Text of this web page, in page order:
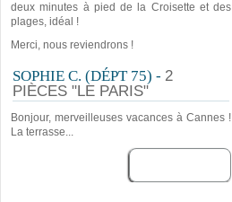
deux minutes à pied de la Croisette et des
plages, idéal !
Merci, nous reviendrons !
SOPHIE C. (DÉPT 75) - 2
PIÈCES "LE PARIS"
Bonjour, merveilleuses vacances à Cannes !
La terrasse...